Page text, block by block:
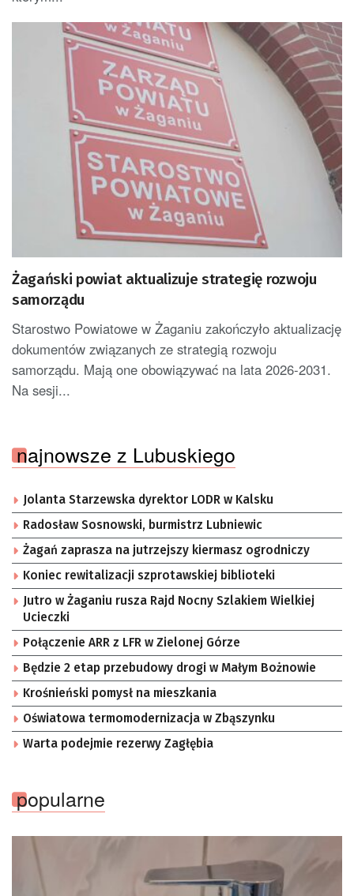
Żagański powiat aktualizuje strategię rozwoju
samorządu
Starostwo Powiatowe w Żaganiu zakończyło aktualizację
dokumentów związanych ze strategią rozwoju
samorządu. Mają one obowiązywać na lata 2026-2031.
Na sesji...
najnowsze z Lubuskiego
Jolanta Starzewska dyrektor LODR w Kalsku
Radosław Sosnowski, burmistrz Lubniewic
Żagań zaprasza na jutrzejszy kiermasz ogrodniczy
Koniec rewitalizacji szprotawskiej biblioteki
Jutro w Żaganiu rusza Rajd Nocny Szlakiem Wielkiej
Ucieczki
Połączenie ARR z LFR w Zielonej Górze
Będzie 2 etap przebudowy drogi w Małym Bożnowie
Krośnieński pomysł na mieszkania
Oświatowa termomodernizacja w Zbąszynku
Warta podejmie rezerwy Zagłębia
popularne